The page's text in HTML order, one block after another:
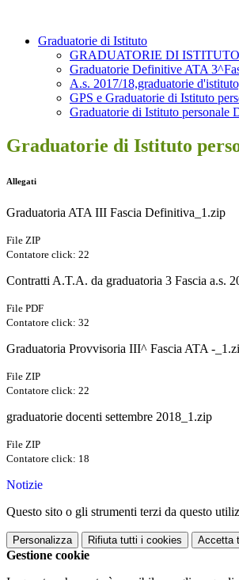
Graduatorie di Istituto
GRADUATORIE DI
Graduatorie Definitive ATA
A.s. 2017/18,graduatorie
GPS e Graduatorie di Istituto
Graduatorie di Istituto personale
Graduatorie di Istituto
Allegati
Graduatoria ATA III Fascia Definitiva_1.zip
File ZIP
Contatore click: 22
Contratti A.T.A. da graduatoria 3 Fascia a.s.
File PDF
Contatore click: 32
Graduatoria Provvisoria III^ Fascia ATA -
File ZIP
Contatore click: 22
graduatorie docenti settembre 2018_1.zip
File ZIP
Contatore click: 18
Notizie
Questo sito o gli strumenti terzi da questo
Personalizza Rifiuta tutti i cookies Accetta
Gestione cookie